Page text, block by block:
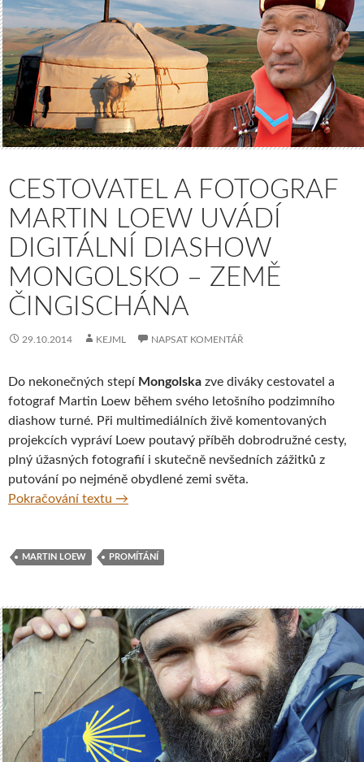
CESTOVATEL A FOTOGRAF
MARTIN LOEW UVÁDÍ
DIGITÁLNÍ DIASHOW
MONGOLSKO – ZEMĚ
ČINGISCHÁNA
29.10.2014 KEJML NAPSAT KOMENTÁŘ
Do nekonečných stepí Mongolska zve diváky cestovatel a
fotograf Martin Loew během svého letošního podzimního
diashow turné. Při multimediálních živě komentovaných
projekcích vypráví Loew poutavý příběh dobrodružné cesty,
plný úžasných fotografií i skutečně nevšedních zážitků z
putování po nejméně obydlené zemi světa.
Pokračování textu Cestovatel a fotograf Martin Loew uvádí
→
MARTIN LOEW PROMÍTÁNÍ